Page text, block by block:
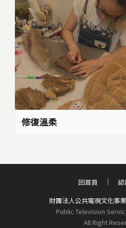
修復溫柔
財團法人公共電視文化事
Public Television
All Right
回首頁